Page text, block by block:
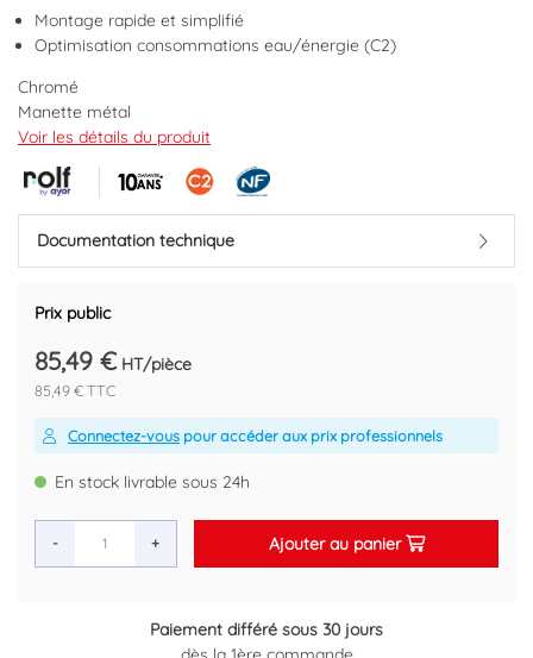
Montage rapide et simplifié
Optimisation consommations eau/énergie (C2)
Chromé
Manette métal
Cartouche céramique Ø35 mm C2
Limiteur de débit par point dur
Débit : 12,6 l/min maxi
Limiteur de température réglable
Raccords muraux excentrés avec rosaces Ø65 mm
Arrivées écrous prisonniers 20/27
NF classement E1 C2 A2 U3 (BBBA).
Marque : ROLF BY AYOR
Code EAN : 3540730061690
Voir les détails du produit
Documentation technique
Prix public
85,49 € HT/pièce
85,49 € TTC
Connectez-vous pour accéder aux prix professionnels
En stock livrable sous 24h
- + Ajouter au panier
Paiement différé sous 30 jours